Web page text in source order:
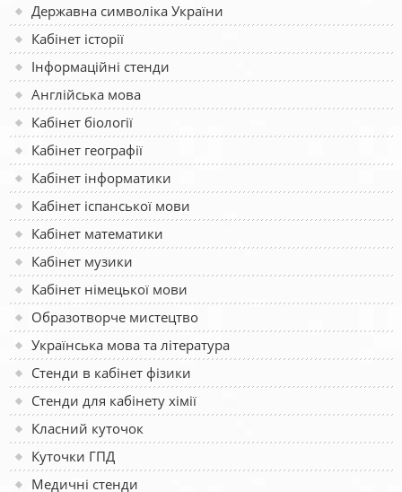
Державна символіка України
Кабінет історії
Інформаційні стенди
Англійська мова
Кабінет біології
Кабінет географії
Кабінет інформатики
Кабінет іспанської мови
Кабінет математики
Кабінет музики
Кабінет німецької мови
Образотворче мистецтво
Українська мова та література
Стенди в кабінет фізики
Стенди для кабінету хімії
Класний куточок
Куточки ГПД
Медичні стенди